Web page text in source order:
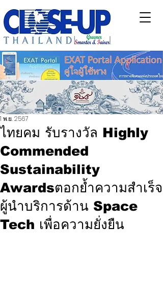
ไทยคม รับรางวัล Highly
Commended
Sustainability
Awardsตอกย้ำความสำเร็จ
ผู้นำบริการด้าน Space
Tech เพื่อความยั่งยืน
1 พ.ย. 2567